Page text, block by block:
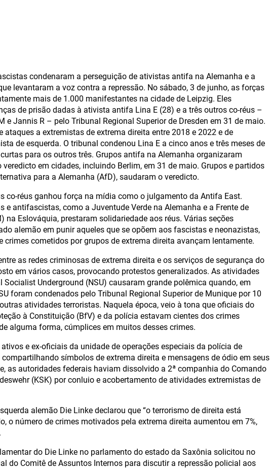
condenaram a perseguição de ativistas antifa na Alemanha e a
levantaram a voz contra a repressão. No sábado, 3 de junho, as forças
mais de 1.000 manifestantes na cidade de Leipzig. Eles
de prisão dadas à ativista antifa Lina E (28) e a três outros co-réus –
e Jannis R – pelo Tribunal Regional Superior de Dresden em 31 de maio.
ataques a extremistas de extrema direita entre 2018 e 2022 e de
de esquerda. O tribunal condenou Lina E a cinco anos e três meses de
para os outros três. Grupos antifa na Alemanha organizaram
em cidades, incluindo Berlim, em 31 de maio. Grupos e partidos
para a Alemanha (AfD), saudaram o veredicto.
co-réus ganhou força na mídia como o julgamento da Antifa East.
e antifascistas, como a Juventude Verde na Alemanha e a Frente de
na Eslováquia, prestaram solidariedade aos réus. Várias seções
alemão em punir aqueles que se opõem aos fascistas e neonazistas,
crimes cometidos por grupos de extrema direita avançam lentamente.
as redes criminosas de extrema direita e os serviços de segurança do
em vários casos, provocando protestos generalizados. As atividades
Underground (NSU) causaram grande polêmica quando, em
foram condenados pelo Tribunal Regional Superior de Munique por 10
atividades terroristas. Naquela época, veio à tona que oficiais do
à Constituição (BfV) e da polícia estavam cientes dos crimes
alguma forma, cúmplices em muitos desses crimes.
e ex-oficiais da unidade de operações especiais da polícia de
símbolos de extrema direita e mensagens de ódio em seus
as autoridades federais haviam dissolvido a 2ª companhia do Comando
(KSK) por conluio e acobertamento de atividades extremistas de
alemão Die Linke declarou que “o terrorismo de direita está
o número de crimes motivados pela extrema direita aumentou em 7%,
do Die Linke no parlamento do estado da Saxônia solicitou no
do Comitê de Assuntos Internos para discutir a repressão policial aos